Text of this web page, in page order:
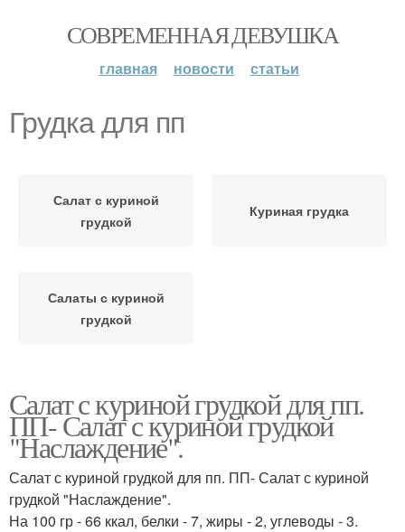
СОВРЕМЕННАЯ ДЕВУШКА
главная новости статьи
Грудка для пп
Салат с куриной
грудкой
Куриная грудка
Салаты с куриной
грудкой
Салат с куриной грудкой для пп.
ПП- Салат с куриной грудкой
"Наслаждение".
Салат с куриной грудкой для пп. ПП- Салат с куриной
грудкой "Наслаждение".
На 100 гр - 66 ккал, белки - 7, жиры - 2, углеводы - 3.